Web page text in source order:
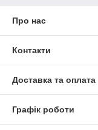
Про нас
Контакти
Доставка та оплата
Графік роботи